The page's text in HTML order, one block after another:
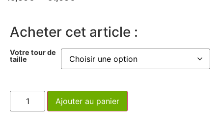
Acheter cet article :
Votre tour de
taille
Ajouter au panier